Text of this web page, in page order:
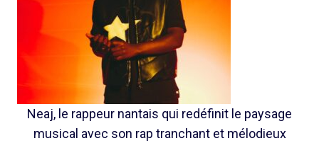
Neaj, le rappeur nantais qui redéfinit le paysage
musical avec son rap tranchant et mélodieux